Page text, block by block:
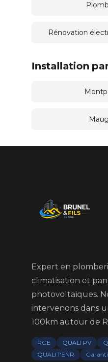
Rénovation
Installation
Expert en
climatisation et
photovoltaïques.
intervenons dans
100km autour de
RGE QUALI PV
QUALIT'ENR